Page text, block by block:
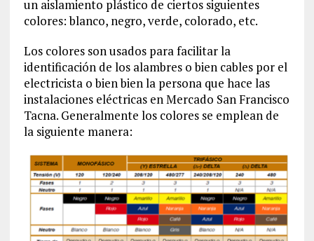
un aislamiento plástico de ciertos siguientes
colores: blanco, negro, verde, colorado, etc.
Los colores son usados para facilitar la
identificación de los alambres o bien cables por el
electricista o bien bien la persona que hace las
instalaciones eléctricas en Mercado San Francisco
Tacna. Generalmente los colores se emplean de
la siguiente manera: